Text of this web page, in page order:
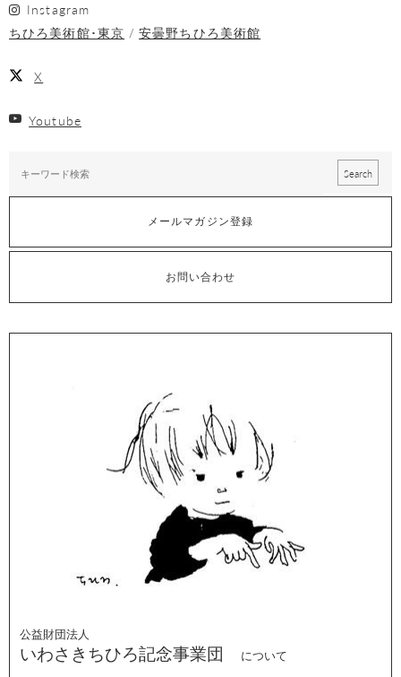
Instagram
ちひろ美術館･東京
安曇野ちひろ美術館
X
Youtube
メールマガジン登録
お問い合わせ
公益財団法人
いわさきちひろ記念事業団 について